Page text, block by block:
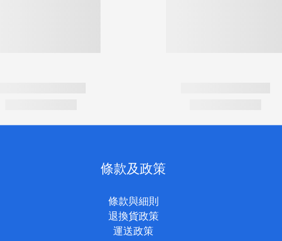
條款及政策
條款與細則
退換貨政策
運送政策